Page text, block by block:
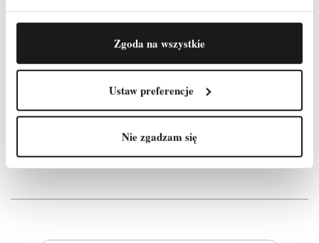
Zgoda na wszystkie
Ustaw preferencje
Nie zgadzam się
Indeks30342
Produkty, które mogą Cię
zainteresować